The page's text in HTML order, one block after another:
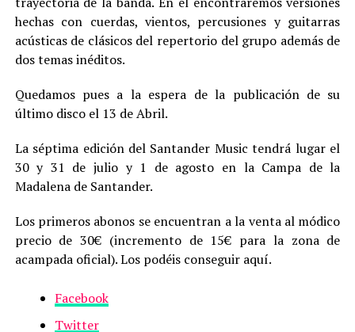
hechas con cuerdas, vientos, percusiones y guitarras
acústicas de clásicos del repertorio del grupo además de
dos temas inéditos.
Quedamos pues a la espera de la publicación de su
último disco el 13 de Abril.
La séptima edición del Santander Music tendrá lugar el
30 y 31 de julio y 1 de agosto en la Campa de la
Madalena de Santander.
Los primeros abonos se encuentran a la venta al módico
precio de 30€ (incremento de 15€ para la zona de
acampada oficial). Los podéis conseguir aquí.
Facebook
Twitter